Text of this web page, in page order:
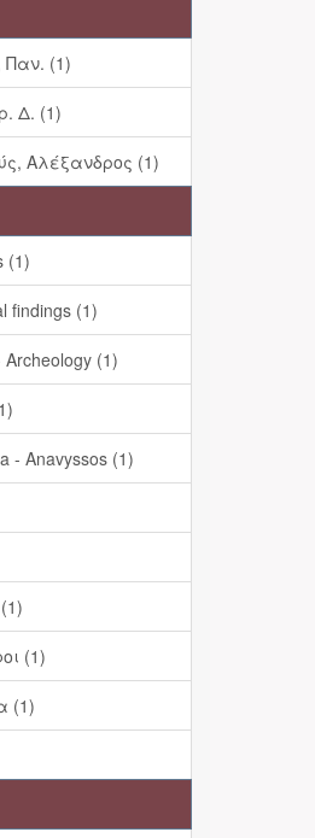
Παν. (1)
Δ. (1)
Αλέξανδρος (1)
(1)
findings (1)
(1)
- Anavyssos (1)
(1)
(1)